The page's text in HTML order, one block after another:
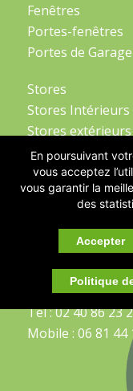
Fenêtres
Portes-fenêtres
Portes de Garage
Stores
Stores Intérieurs
Stores extérieurs
Portails et
Garde-Corps
44220 Couëron
Tél : 02 40 86 23
Mobile : 06 81 44
En poursuivant
vous acceptez
vous garantir la
des
Accepter
Politique